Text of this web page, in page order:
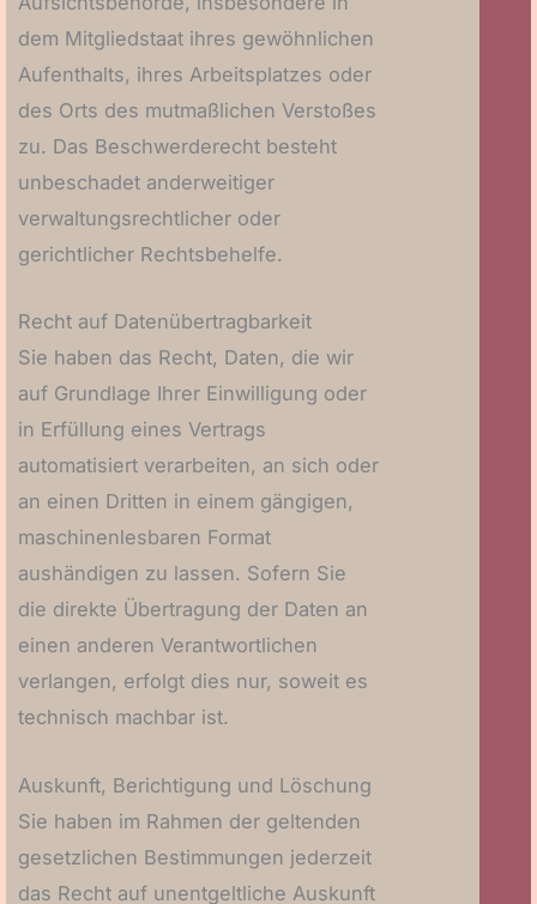
dem Mitgliedstaat ihres gewöhnlichen
Aufenthalts, ihres Arbeitsplatzes oder
des Orts des mutmaßlichen Verstoßes
zu. Das Beschwerderecht besteht
unbeschadet anderweitiger
verwaltungsrechtlicher oder
gerichtlicher Rechtsbehelfe.
Recht auf Daten­übertrag­barkeit
Sie haben das Recht, Daten, die wir
auf Grundlage Ihrer Einwilligung oder
in Erfüllung eines Vertrags
automatisiert verarbeiten, an sich oder
an einen Dritten in einem gängigen,
maschinenlesbaren Format
aushändigen zu lassen. Sofern Sie
die direkte Übertragung der Daten an
einen anderen Verantwortlichen
verlangen, erfolgt dies nur, soweit es
technisch machbar ist.
Auskunft, Berichtigung und Löschung
Sie haben im Rahmen der geltenden
gesetzlichen Bestimmungen jederzeit
das Recht auf unentgeltliche Auskunft